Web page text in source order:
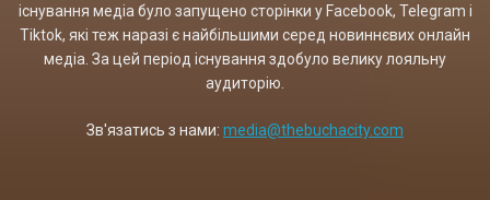
існування медіа було запущено сторінки у Facebook, Telegram і
Tiktok, які теж наразі є найбільшими серед новиннєвих онлайн
медіа. За цей період існування здобуло велику лояльну
аудиторію.
Зв'язатись з нами: media@thebuchacity.com